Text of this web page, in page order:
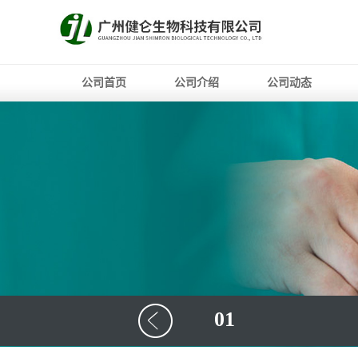
公司首页 公司介绍 公司动态
01